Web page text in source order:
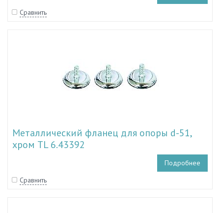
Сравнить
Металлический фланец для опоры d-51,
хром TL 6.43392
Подробнее
Сравнить